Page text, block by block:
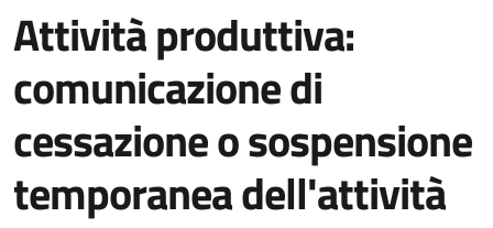
Attività produttiva:
comunicazione di
cessazione o sospensione
temporanea dell'attività